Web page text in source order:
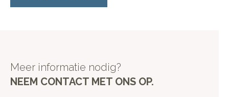
Meer informatie nodig?
NEEM CONTACT MET ONS OP.